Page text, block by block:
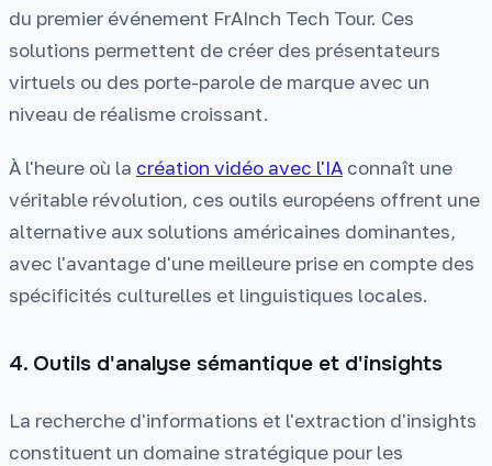
du premier événement FrAInch Tech Tour. Ces
solutions permettent de créer des présentateurs
virtuels ou des porte-parole de marque avec un
niveau de réalisme croissant.
À l'heure où la création vidéo avec l'IA connaît une
véritable révolution, ces outils européens offrent une
alternative aux solutions américaines dominantes,
avec l'avantage d'une meilleure prise en compte des
spécificités culturelles et linguistiques locales.
4. Outils d'analyse sémantique et d'insights
La recherche d'informations et l'extraction d'insights
constituent un domaine stratégique pour les